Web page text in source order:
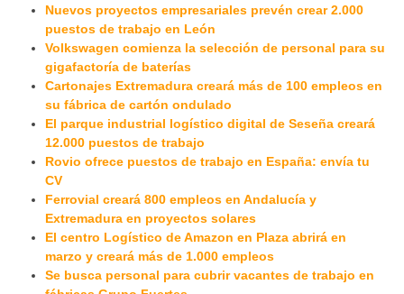
Nuevos proyectos empresariales prevén crear 2.000
puestos de trabajo en León
Volkswagen comienza la selección de personal para su
gigafactoría de baterías
Cartonajes Extremadura creará más de 100 empleos en
su fábrica de cartón ondulado
El parque industrial logístico digital de Seseña creará
12.000 puestos de trabajo
Rovio ofrece puestos de trabajo en España: envía tu
CV
Ferrovial creará 800 empleos en Andalucía y
Extremadura en proyectos solares
El centro Logístico de Amazon en Plaza abrirá en
marzo y creará más de 1.000 empleos
Se busca personal para cubrir vacantes de trabajo en